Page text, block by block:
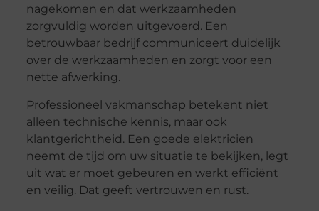
nagekomen en dat werkzaamheden
zorgvuldig worden uitgevoerd. Een
betrouwbaar bedrijf communiceert duidelijk
over de werkzaamheden en zorgt voor een
nette afwerking.
Professioneel vakmanschap betekent niet
alleen technische kennis, maar ook
klantgerichtheid. Een goede elektricien
neemt de tijd om uw situatie te bekijken, legt
uit wat er moet gebeuren en werkt efficiënt
en veilig. Dat geeft vertrouwen en rust.